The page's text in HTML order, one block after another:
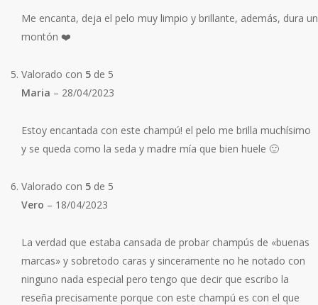
Me encanta, deja el pelo muy limpio y brillante, además, dura un
montón ❤️
Valorado con 5 de 5
Maria – 28/04/2023
Estoy encantada con este champú! el pelo me brilla muchísimo
y se queda como la seda y madre mía que bien huele 🙂
Valorado con 5 de 5
Vero – 18/04/2023
La verdad que estaba cansada de probar champús de «buenas
marcas» y sobretodo caras y sinceramente no he notado con
ninguno nada especial pero tengo que decir que escribo la
reseña precisamente porque con este champú es con el que